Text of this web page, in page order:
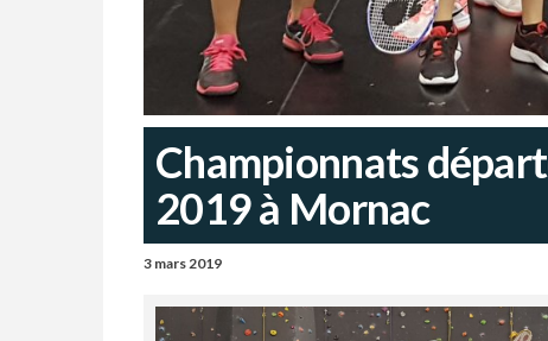
Championnats
2019 à Mornac
3 mars 2019